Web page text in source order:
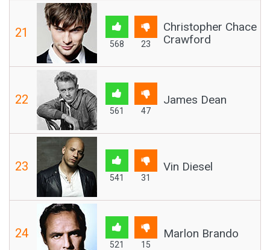
21
568 23
Christopher Chace
Crawford
22
561 47
James Dean
23
541 31
Vin Diesel
24
521 15
Marlon Brando